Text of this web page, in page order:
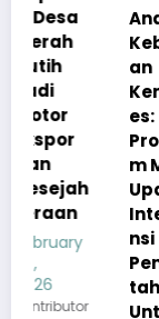
Analis
Kebijak
an
Kemenk
es:
Progra
m MBG,
Upaya
Interve
nsi
tah
Untuk